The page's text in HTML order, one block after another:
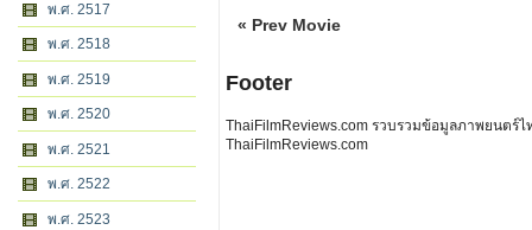
พ.ศ. 2517
พ.ศ. 2518
พ.ศ. 2519
พ.ศ. 2520
พ.ศ. 2521
พ.ศ. 2522
พ.ศ. 2523
« Prev Movie
Footer
ThaiFilmReviews.com รวบรวมข้อมูลภาพยนตร์
ThaiFilmReviews.com